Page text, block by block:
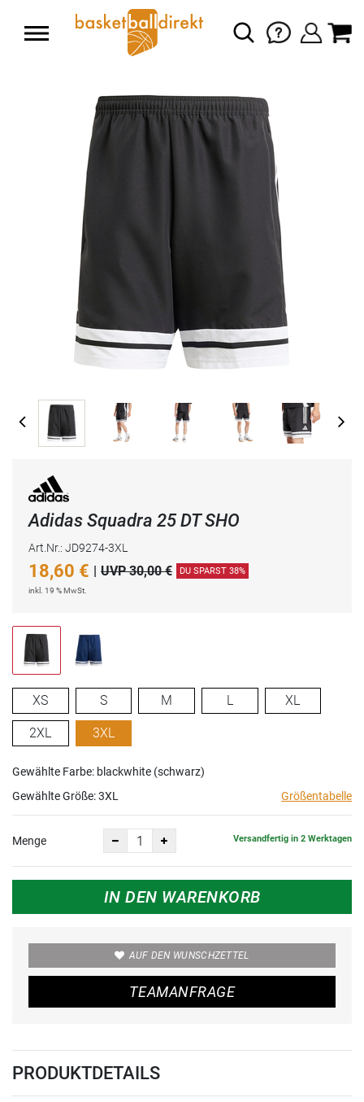
Adidas Squadra 25 DT SHO
Art.Nr.: JD9274-3XL
18,60 € | UVP 30,00 € DU SPARST 38%
inkl. 19 % MwSt.
XS S M L XL
2XL 3XL
Gewählte Farbe: blackwhite (schwarz)
Gewählte Größe:3XL Größentabelle
Menge Versandfertig in 2 Werktagen
IN DEN WARENKORB
AUF DEN WUNSCHZETTEL
TEAMANFRAGE
PRODUKTDETAILS